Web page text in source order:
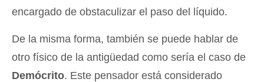
encargado de obstaculizar el paso del líquido.
De la misma forma, también se puede hablar de
otro físico de la antigüedad como sería el caso de
Demócrito. Este pensador está considerado